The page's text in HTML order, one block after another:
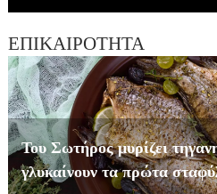
ΕΠΙΚΑΙΡΟΤΗΤΑ
Του Σωτήρος μυρίζει
γλυκαίνουν τα πρώτα